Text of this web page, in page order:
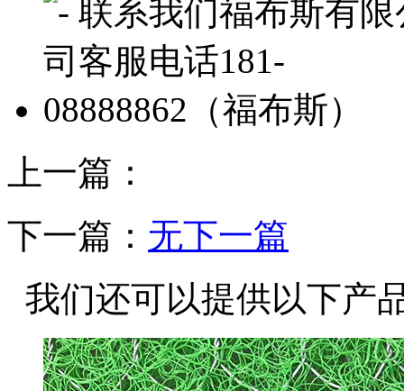
上一篇：
下一篇： 无下一篇
我们还可以提供以下产